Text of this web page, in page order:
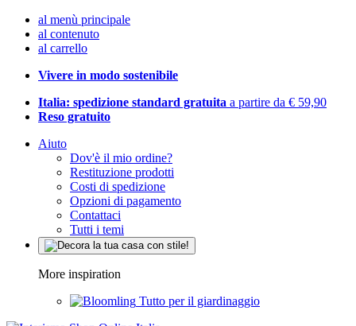
al menù principale
al contenuto
al carrello
Vivere in modo sostenibile
Italia: spedizione standard gratuita a partire da € 59,90
Reso gratuito
Aiuto
Dov'è il mio ordine?
Restituzione prodotti
Costi di spedizione
Opzioni di pagamento
Contattaci
Tutti i temi
More inspiration
Tutto per il giardinaggio